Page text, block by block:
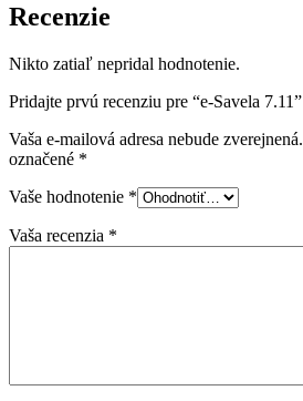
Recenzie
Nikto zatiaľ nepridal hodnotenie.
Pridajte prvú recenziu pre “e-Savela 7.11”
Vaša e-mailová adresa nebude zverejnená.
označené *
Vaše hodnotenie *
Vaša recenzia *